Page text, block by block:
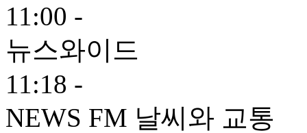
11:00 -
뉴스와이드
11:18 -
NEWS FM 날씨와 교통